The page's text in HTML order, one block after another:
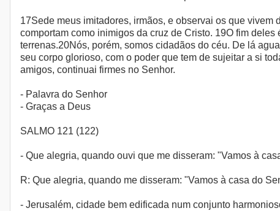
17Sede meus imitadores, irmãos, e observai os que
comportam como inimigos da cruz de Cristo. 19O fim
terrenas.20Nós, porém, somos cidadãos do céu. De lá
seu corpo glorioso, com o poder que tem de sujeitar a si
amigos, continuai firmes no Senhor.
- Palavra do Senhor
- Graças a Deus
SALMO 121 (122)
- Que alegria, quando ouvi que me disseram: "Vamos à
R: Que alegria, quando me disseram: "Vamos à casa do
- Jerusalém, cidade bem edificada num conjunto